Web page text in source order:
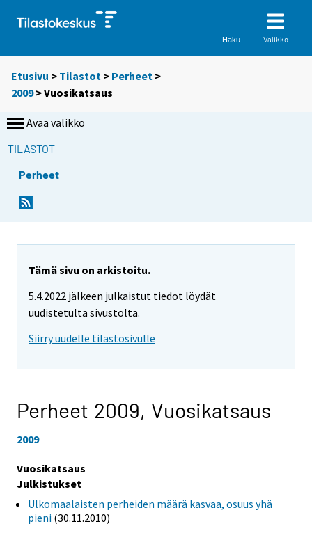
Haku Valikko
Etusivu > Tilastot > Perheet >
2009>Vuosikatsaus
Avaa valikko
TILASTOT
Perheet
Tämä sivu on arkistoitu.
5.4.2022 jälkeen julkaistut tiedot löydät
uudistetulta sivustolta.
Siirry uudelle tilastosivulle
Perheet 2009, Vuosikatsaus
2009
Vuosikatsaus
Julkistukset
Ulkomaalaisten perheiden määrä kasvaa, osuus yhä
pieni (30.11.2010)